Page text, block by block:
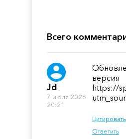
Всего
Jd
7 июля 2026
20:21
версия
https://
Цитировать
Ответить